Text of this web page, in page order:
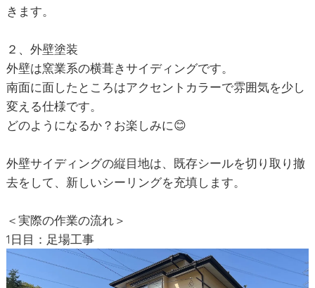
きます。
２、外壁塗装
外壁は窯業系の横葺きサイディングです。
南面に面したところはアクセントカラーで雰囲気を少し
変える仕様です。
どのようになるか？お楽しみに😊
外壁サイディングの縦目地は、既存シールを切り取り撤
去をして、新しいシーリングを充填します。
＜実際の作業の流れ＞
1日目：足場工事